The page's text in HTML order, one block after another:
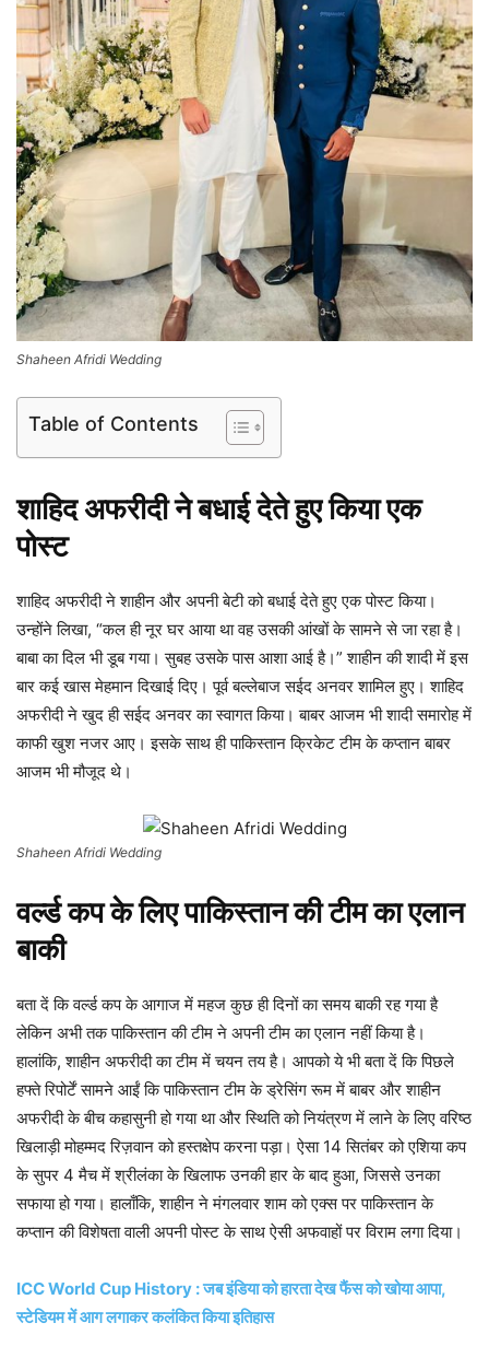
Shaheen Afridi Wedding
Table of Contents
शाहिद अफरीदी ने बधाई देते हुए किया एक
पोस्ट
शाहिद अफरीदी ने शाहीन और अपनी बेटी को बधाई देते हुए एक पोस्ट किया।
उन्होंने लिखा, “कल ही नूर घर आया था वह उसकी आंखों के सामने से जा रहा है।
बाबा का दिल भी डूब गया। सुबह उसके पास आशा आई है।” शाहीन की शादी में इस
बार कई खास मेहमान दिखाई दिए। पूर्व बल्लेबाज सईद अनवर शामिल हुए। शाहिद
अफरीदी ने खुद ही सईद अनवर का स्वागत किया। बाबर आजम भी शादी समारोह में
काफी खुश नजर आए। इसके साथ ही पाकिस्तान क्रिकेट टीम के कप्तान बाबर
आजम भी मौजूद थे।
Shaheen Afridi Wedding
वर्ल्ड कप के लिए पाकिस्तान की टीम का एलान
बाकी
बता दें कि वर्ल्ड कप के आगाज में महज कुछ ही दिनों का समय बाकी रह गया है
लेकिन अभी तक पाकिस्तान की टीम ने अपनी टीम का एलान नहीं किया है।
हालांकि, शाहीन अफरीदी का टीम में चयन तय है। आपको ये भी बता दें कि पिछले
हफ्ते रिपोर्टें सामने आईं कि पाकिस्तान टीम के ड्रेसिंग रूम में बाबर और शाहीन
अफरीदी के बीच कहासुनी हो गया था और स्थिति को नियंत्रण में लाने के लिए वरिष्ठ
खिलाड़ी मोहम्मद रिज़वान को हस्तक्षेप करना पड़ा। ऐसा 14 सितंबर को एशिया कप
के सुपर 4 मैच में श्रीलंका के खिलाफ उनकी हार के बाद हुआ, जिससे उनका
सफाया हो गया। हालाँकि, शाहीन ने मंगलवार शाम को एक्स पर पाकिस्तान के
कप्तान की विशेषता वाली अपनी पोस्ट के साथ ऐसी अफवाहों पर विराम लगा दिया।
ICC World Cup History : जब इंडिया को हारता देख फैंस को खोया आपा,
स्टेडियम में आग लगाकर कलंकित किया इतिहास